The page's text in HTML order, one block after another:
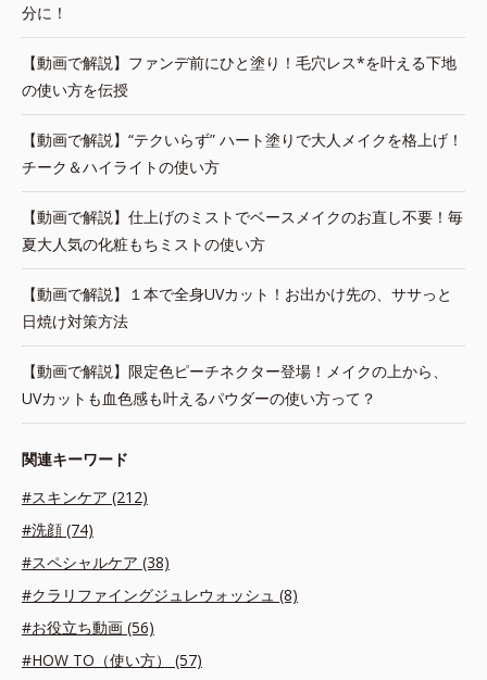
分に！
【動画で解説】ファンデ前にひと塗り！毛穴レス*を叶える下地
の使い方を伝授
【動画で解説】“テクいらず” ハート塗りで大人メイクを格上げ！
チーク＆ハイライトの使い方
【動画で解説】仕上げのミストでベースメイクのお直し不要！毎
夏大人気の化粧もちミストの使い方
【動画で解説】１本で全身UVカット！お出かけ先の、ササっと
日焼け対策方法
【動画で解説】限定色ピーチネクター登場！メイクの上から、
UVカットも血色感も叶えるパウダーの使い方って？
関連キーワード
#スキンケア (212)
#洗顔 (74)
#スペシャルケア (38)
#クラリファイングジュレウォッシュ (8)
#お役立ち動画 (56)
#HOW TO（使い方） (57)